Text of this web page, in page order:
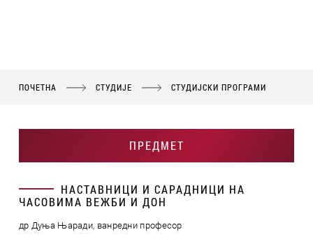
ПОЧЕТНА СТУДИЈЕ СТУДИЈСКИ ПРОГРАМИ
ПРЕДМЕТ
НАСТАВНИЦИ И САРАДНИЦИ НА
ЧАСОВИМА ВЕЖБИ И ДОН
др Дуња Њаради, ванредни професор